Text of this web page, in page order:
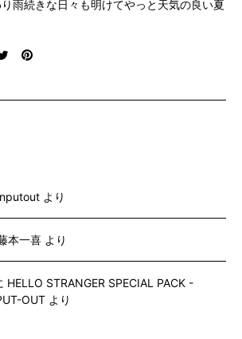
雨続きな日々も明けてやっと天気の良い夏
より
本一喜 より
HELLO STRANGER SPECIAL PACK -
OUT より